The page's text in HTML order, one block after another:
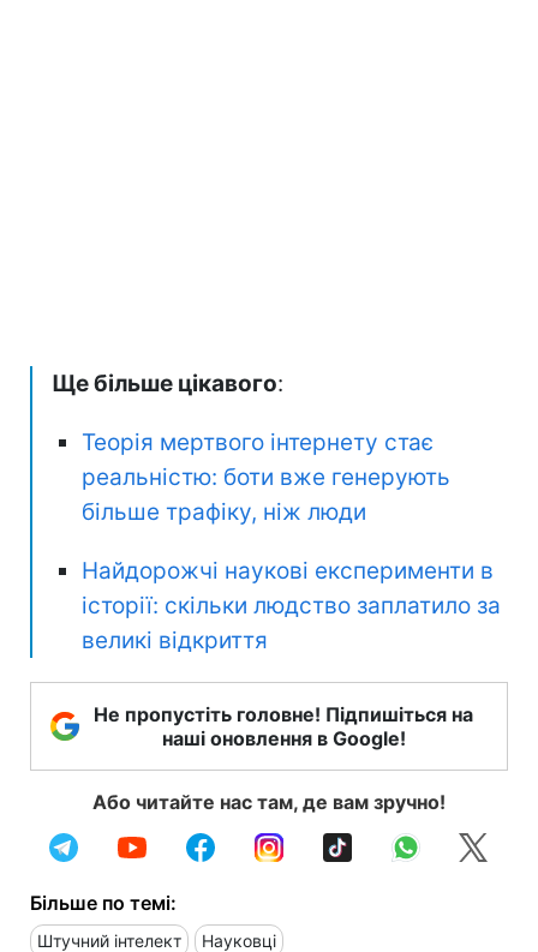
Ще більше цікавого:
Теорія мертвого інтернету стає
реальністю: боти вже генерують
більше трафіку, ніж люди
Найдорожчі наукові експерименти в
історії: скільки людство заплатило за
великі відкриття
Не пропустіть головне! Підпишіться на
наші оновлення в Google!
Або читайте нас там, де вам зручно!
Більше по темі:
Штучний інтелект Науковці